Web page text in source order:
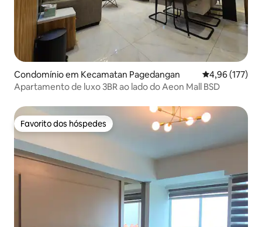
Condomínio em Kecamatan Pagedangan Classificação
4,96 (177)
Apartamento de luxo 3BR ao lado do Aeon Mall BSD
Favorito dos hóspedes
Favorito dos hóspedes